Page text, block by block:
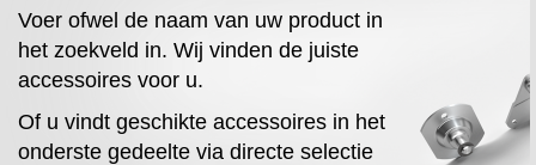
Voer ofwel de naam van uw product in
het zoekveld in. Wij vinden de juiste
accessoires voor u.
Of u vindt geschikte accessoires in het
onderste gedeelte via directe selectie